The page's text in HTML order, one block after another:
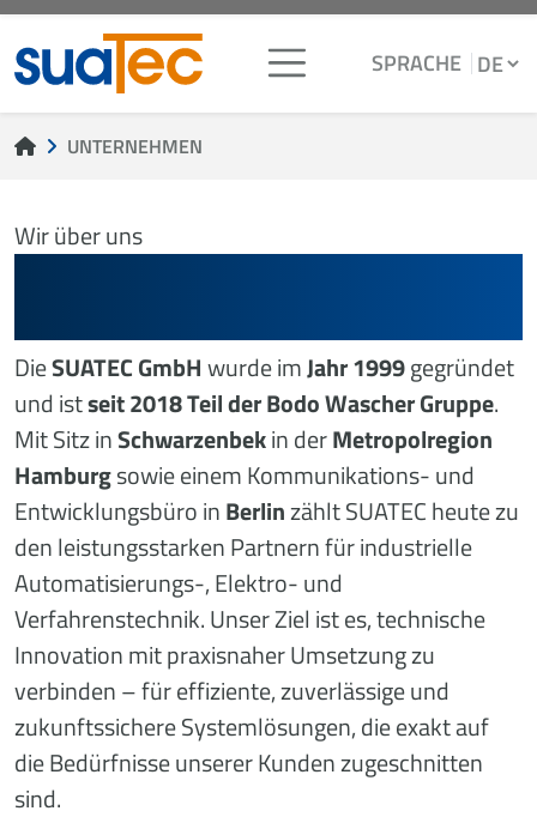
SPRACHE
UNTERNEHMEN
Wir über uns
WILLKOMMEN BEI DER
DieSUATEC GmbHwurde imJahr 1999gegründet
und istseit 2018 Teil der Bodo Wascher Gruppe.
Mit Sitz inSchwarzenbekin derMetropolregion
Hamburgsowie einem Kommunikations- und
Entwicklungsbüro inBerlinzählt SUATEC heute zu
den leistungsstarken Partnern für industrielle
Automatisierungs-, Elektro- und
Verfahrenstechnik. Unser Ziel ist es, technische
Innovation mit praxisnaher Umsetzung zu
verbinden – für effiziente, zuverlässige und
zukunftssichere Systemlösungen, die exakt auf
die Bedürfnisse unserer Kunden zugeschnitten
sind.